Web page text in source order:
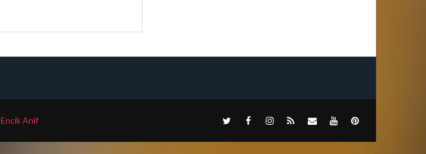
Encik Anif